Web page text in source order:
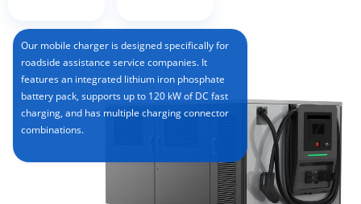
Our mobile charger is designed specifically for
roadside assistance service companies. It
features an integrated lithium iron phosphate
battery pack, supports up to 120 kW of DC fast
charging, and has multiple charging connector
combinations.